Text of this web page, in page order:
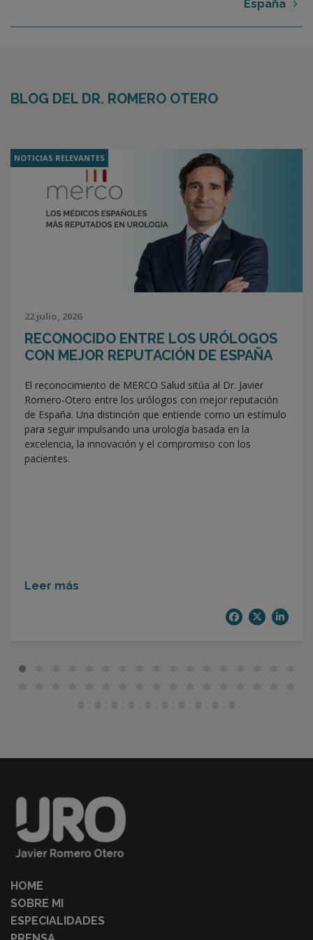
España
BLOG DEL DR. ROMERO OTERO
NOTICIAS RELEVANTES
22 julio, 2026
RECONOCIDO ENTRE LOS URÓLOGOS
CON MEJOR REPUTACIÓN DE ESPAÑA
El reconocimiento de MERCO Salud sitúa al Dr. Javier
Romero-Otero entre los urólogos con mejor reputación
de España. Una distinción que entiende como un estímulo
para seguir impulsando una urología basada en la
excelencia, la innovación y el compromiso con los
pacientes.
Leer más
HOME
SOBRE MI
ESPECIALIDADES